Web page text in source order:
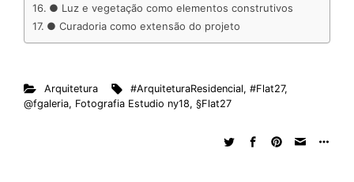
● Luz e vegetação como elementos construtivos
● Curadoria como extensão do projeto
Arquitetura #ArquiteturaResidencial,#Flat27,
@fgaleria, Fotografia Estudio ny18, §Flat27